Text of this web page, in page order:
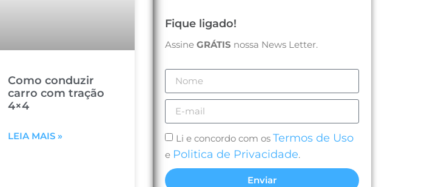
Como conduzir
carro com tração
4×4
LEIA MAIS »
Fique ligado!
Assine GRÁTIS nossa News Letter.
Li e concordo com os Termos de Uso
e Politica de Privacidade.
Enviar